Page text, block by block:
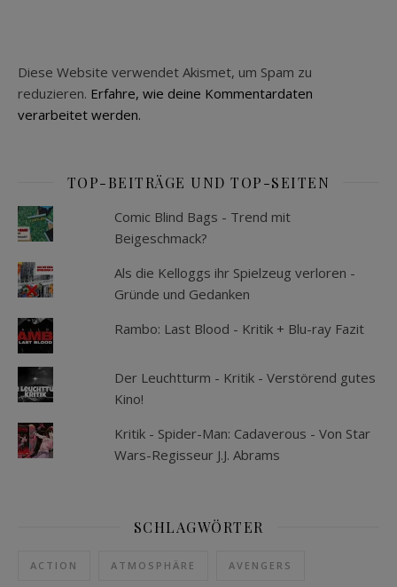
Diese Website verwendet Akismet, um Spam zu
reduzieren. Erfahre, wie deine Kommentardaten
verarbeitet werden.
TOP-BEITRÄGE UND TOP-SEITEN
Comic Blind Bags - Trend mit
Beigeschmack?
Als die Kelloggs ihr Spielzeug verloren -
Gründe und Gedanken
Rambo: Last Blood - Kritik + Blu-ray Fazit
Der Leuchtturm - Kritik - Verstörend gutes
Kino!
Kritik - Spider-Man: Cadaverous - Von Star
Wars-Regisseur J.J. Abrams
SCHLAGWÖRTER
ACTION ATMOSPHÄRE AVENGERS